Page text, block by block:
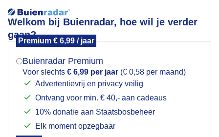
Welkom bij Buienradar, hoe wil je verder
gaan?
Premium € 6,99 / jaar
Buienradar Premium
Voor slechts € 6,99 per jaar (€ 0,58 per maand)
Advertentievrij en privacy veilig
Ontvang voor min. € 40,- aan cadeaus
10% donatie aan Staatsbosbeheer
Elk moment opzegbaar
De wandelvierdaagse vanmorgen, bleef het droog?
Westerheide Hilversum.
Mogen we je locatie gebruiken voor het
Indien je hier nog geen akkoord op hebt gegeven,
verschijnt er zo een pop-up uit je browser waarin